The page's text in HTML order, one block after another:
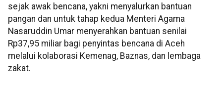
sejak awak bencana, yakni menyalurkan bantuan
pangan dan untuk tahap kedua Menteri Agama
Nasaruddin Umar menyerahkan bantuan senilai
Rp37,95 miliar bagi penyintas bencana di Aceh
melalui kolaborasi Kemenag, Baznas, dan lembaga
zakat.